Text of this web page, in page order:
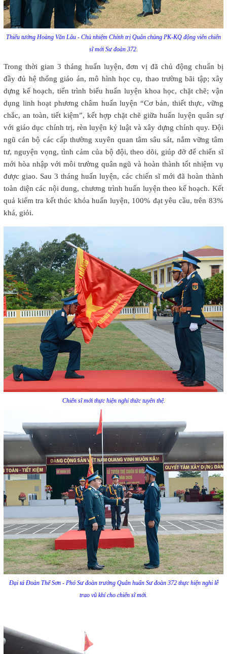
Thiếu tướng Hoàng Văn Lâu - Chủ nhiệm Chính trị Quân chủng PK-KQ động viên chiến
sĩ mới Sư đoàn 372.
Trong thời gian 3 tháng huấn luyện, đơn vị đã chủ động chuẩn bị
đầy đủ hệ thống giáo án, mô hình học cụ, thao trường bãi tập; xây
dựng kế hoạch, tiến trình biểu huấn luyện khoa học, chặt chẽ; vận
dụng linh hoạt phương châm huấn luyện “Cơ bản, thiết thực, vững
chắc, an toàn, tiết kiệm”, kết hợp chặt chẽ giữa huấn luyện quân sự
với giáo dục chính trị, rèn luyện kỷ luật và xây dựng chính quy. Đội
ngũ cán bộ các cấp thường xuyên quan tâm sâu sát, nắm vững tâm
tư, nguyện vọng, tình cảm của bộ đội, theo dõi, giúp đỡ để chiến sĩ
mới hòa nhập với môi trường quân ngũ và hoàn thành tốt nhiệm vụ
được giao. Sau 3 tháng huấn luyện, các chiến sĩ mới đã hoàn thành
toàn diện các nội dung, chương trình huấn luyện theo kế hoạch. Kết
quả kiểm tra kết thúc khóa huấn luyện, 100% đạt yêu cầu, trên 83%
khá, giỏi.
Chiến sĩ mới thực hiện nghi thức tuyên thệ.
Đại tá Đoàn Thế Sơn - Phó Sư đoàn trưởng Quân huấn Sư đoàn 372 thực hiện nghi lễ
trao vũ khí cho chiến sĩ mới.